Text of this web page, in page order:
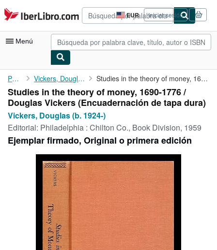
Pasar al contenido principal
IberLibro.com EUR
Preferencias
de
compra
del
Iniciar sesión
Menú
Mi cuenta
Consultar mis pedidos
Búsqueda avanzada
Colecciones
Libros antiguos
Arte y coleccionismo
Comenzar a vender
CERRAR
Portada Vickers, Douglas (b. 1924-) Studies in the theory of money, 1690-1776 / Douglas Vickers
Studies in the theory of money, 1690-1776 /
Douglas Vickers (Encuadernación de tapa dura)
Vickers, Douglas (b. 1924-)
Editorial: Philadelphia : Chilton Co., Book Division, 1959
Ejemplar firmado, Original o primera edición